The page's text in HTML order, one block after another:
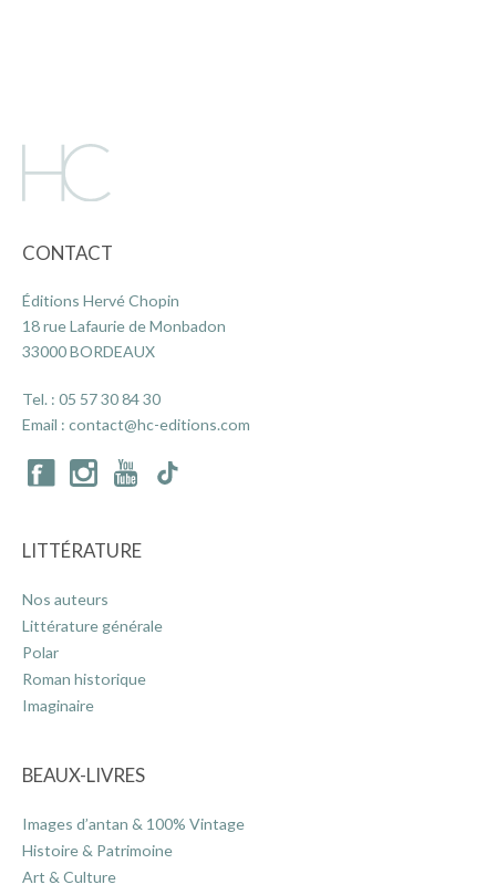
CONTACT
Éditions Hervé Chopin
18 rue Lafaurie de Monbadon
33000 BORDEAUX
Tel. : 05 57 30 84 30
Email : contact@hc-editions.com
LITTÉRATURE
Nos auteurs
Littérature générale
Polar
Roman historique
Imaginaire
BEAUX-LIVRES
Images d’antan & 100% Vintage
Histoire & Patrimoine
Art & Culture